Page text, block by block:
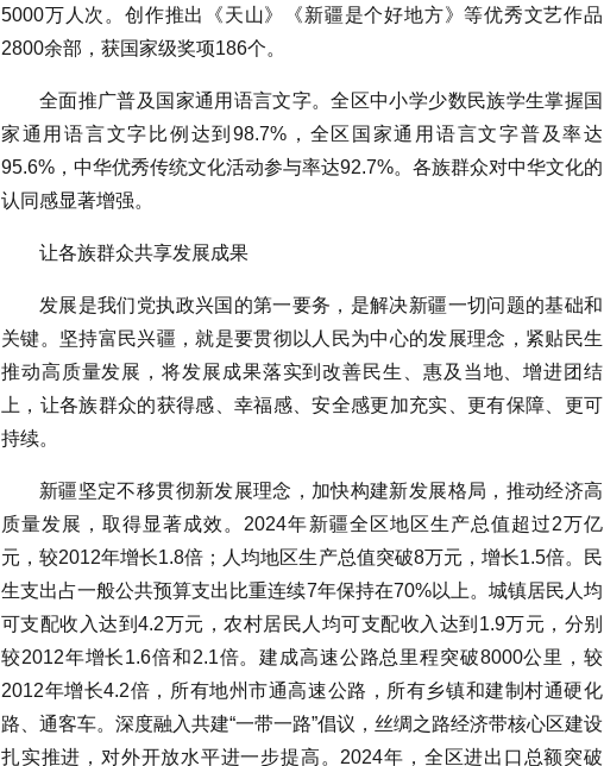
5000万人次。创作推出《天山》《新疆是个好地方》等优秀文艺作品
2800余部，获国家级奖项186个。
全面推广普及国家通用语言文字。全区中小学少数民族学生掌握国
家通用语言文字比例达到98.7%，全区国家通用语言文字普及率达
95.6%，中华优秀传统文化活动参与率达92.7%。各族群众对中华文化的
认同感显著增强。
让各族群众共享发展成果
发展是我们党执政兴国的第一要务，是解决新疆一切问题的基础和
关键。坚持富民兴疆，就是要贯彻以人民为中心的发展理念，紧贴民生
推动高质量发展，将发展成果落实到改善民生、惠及当地、增进团结
上，让各族群众的获得感、幸福感、安全感更加充实、更有保障、更可
持续。
新疆坚定不移贯彻新发展理念，加快构建新发展格局，推动经济高
质量发展，取得显著成效。2024年新疆全区地区生产总值超过2万亿
元，较2012年增长1.8倍；人均地区生产总值突破8万元，增长1.5倍。民
生支出占一般公共预算支出比重连续7年保持在70%以上。城镇居民人均
可支配收入达到4.2万元，农村居民人均可支配收入达到1.9万元，分别
较2012年增长1.6倍和2.1倍。建成高速公路总里程突破8000公里，较
2012年增长4.2倍，所有地州市通高速公路，所有乡镇和建制村通硬化
路、通客车。深度融入共建“一带一路”倡议，丝绸之路经济带核心区建设
扎实推进，对外开放水平进一步提高。2024年，全区进出口总额突破